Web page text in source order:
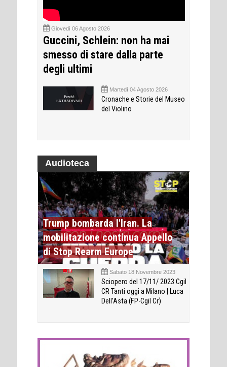
Giovedì 06 Agosto 2026
Guccini, Schlein: non ha mai
smesso di stare dalla parte
degli ultimi
Martedì 04 Agosto 2026
Cronache e Storie del Museo
del Violino
Audioteca
Trump bombarda l'Iran. La
mobilitazione continua Appello
di Stop Rearm Europe
Sabato 18 Novembre 2023
Sciopero del 17/11/ 2023 Cgil
CR Tanti oggi a Milano | Luca
Dell’Asta (FP-Cgil Cr)